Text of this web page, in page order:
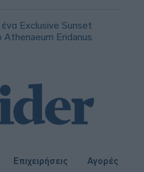
Exclusive Sunset
Athenaeum Eridanus
Επιχειρήσεις
Αγορές